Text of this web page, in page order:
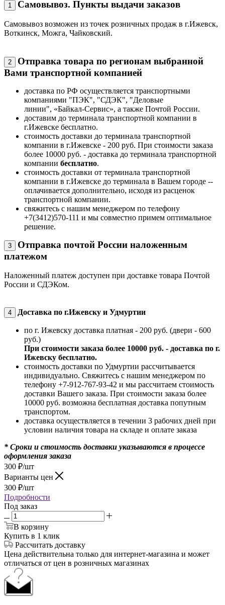
1 Самовывоз. Пункты выдачи заказов
Самовывоз возможен из точек розничных продаж в г.Ижевск,
Воткинск, Можга, Чайковский.
2
Отправка товара по регионам выбранной
Вами транспортной компанией
доставка по РФ осуществляется транспортными
компаниями "ПЭК", "СДЭК", "Деловые
линии", «Байкал-Сервис», а также Почтой России.
доставим до терминала транспортной компании в
г.Ижевске бесплатно.
стоимость доставки до терминала транспортной
компании в г.Ижевске - 200 руб. При стоимости заказа
более 10000 руб. - доставка до терминала транспортной
компании бесплатно.
стоимость доставки от терминала транспортной
компании в г.Ижевске до терминала в Вашем городе --
оплачивается дополнительно, исходя из расценок
транспортной компании.
свяжитесь с нашим менеджером по телефону
+7(3412)570-111 и мы совместно примем оптимальное
решение.
3
Отправка почтой России наложенным
платежом
Наложенный платеж доступен при доставке товара Почтой
России и СДЭКом.
4 Доставка по г.Ижевску и Удмуртии
по г. Ижевску доставка платная - 200 руб. (двери - 600
руб.)
При стоимости заказа более 10000 руб. - доставка по г.
Ижевску бесплатно.
стоимость доставки по Удмуртии рассчитывается
индивидуально. Свяжитесь с нашим менеджером по
телефону +7-912-767-93-42 и мы рассчитаем стоимость
доставки Вашего заказа. При стоимости заказа более
10000 руб. возможна бесплатная доставка попутным
транспортом.
доставка осуществляется в течении 3 рабочих дней при
условии наличия товара на складе и оплате заказа
* Сроки и стоимость доставки указываются в процессе
оформления заказа
300 ₽/шт
Варианты цен
300 ₽/шт
Подробности
Под заказ
В корзину
Купить в 1 клик
Рассчитать доставку
Цена действительна только для интернет-магазина и может
отличаться от цен в розничных магазинах